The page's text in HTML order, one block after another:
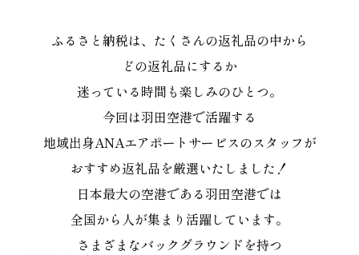
ふるさと納税は、たくさんの返礼品の中から
どの返礼品にするか
迷っている時間も楽しみのひとつ。
今回は羽田空港で活躍する
地域出身ANAエアポートサービスのスタッフが
おすすめ返礼品を厳選いたしました！
日本最大の空港である羽田空港では
全国から人が集まり活躍しています。
さまざまなバックグラウンドを持つ